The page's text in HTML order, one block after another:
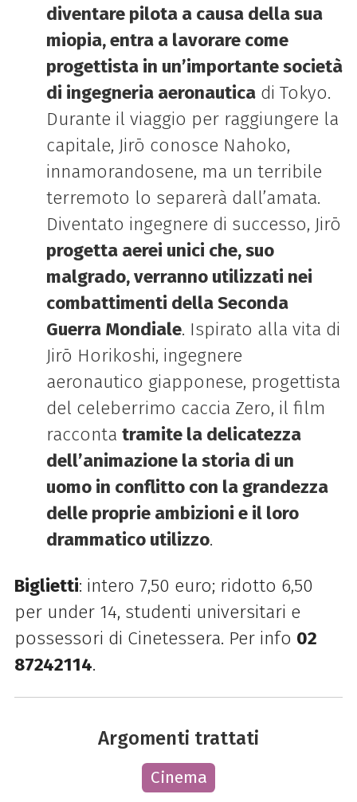
diventare pilota a causa della sua
miopia, entra a lavorare come
progettista in un’importante società
di ingegneria aeronauticadi Tokyo.
Durante il viaggio per raggiungere la
capitale, Jirō conosce Nahoko,
innamorandosene, ma un terribile
terremoto lo separerà dall’amata.
Diventato ingegnere di successo, Jirō
progetta aerei unici che, suo
malgrado, verranno utilizzati nei
combattimenti della Seconda
Guerra Mondiale. Ispirato alla vita di
Jirō Horikoshi, ingegnere
aeronautico giapponese, progettista
del celeberrimo caccia Zero, il film
racconta tramite la delicatezza
dell’animazione la storia di un
uomo in conflitto con la grandezza
delle proprie ambizioni e il loro
drammatico utilizzo.
Biglietti: intero 7,50 euro; ridotto 6,50
per under 14, studenti universitari e
possessori di Cinetessera. Per info 02
87242114.
Argomenti trattati
Cinema